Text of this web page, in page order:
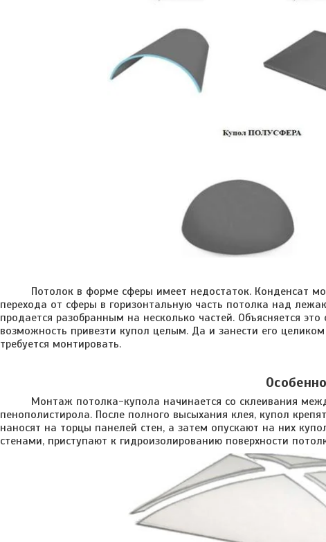
Потолок в форме сферы имеет недостаток. Конденсат
перехода от сферы в горизонтальную часть потолка над
продается разобранным на несколько частей. Объясняется
возможность привезти купол целым. Да и занести его
требуется монтировать.
Монтаж потолка-купола начинается со склеивания
пенополистирола. После полного высыхания клея, купол
наносят на торцы панелей стен, а затем опускают на них
стенами, приступают к гидроизолированию поверхности